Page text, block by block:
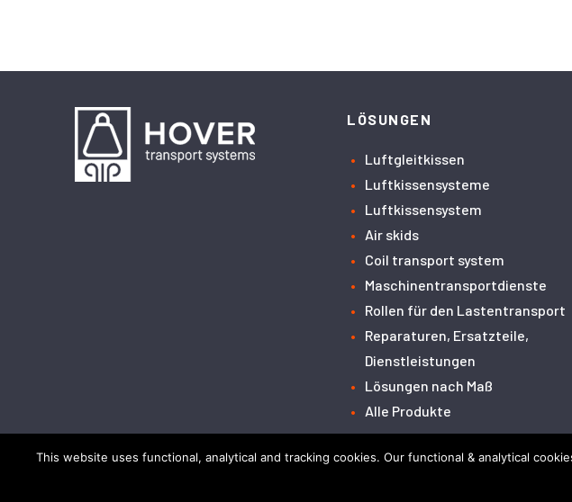
LÖSUNGEN
Luftgleitkissen
Luftkissensysteme
Luftkissensystem
Air skids
Coil transport system
Maschinentransportdienste
Rollen für den Lastentransport
Reparaturen, Ersatzteile,
Dienstleistungen
Lösungen nach Maß
Alle Produkte
This website uses functional, analytical and tracking cookies. Our functional & analytical